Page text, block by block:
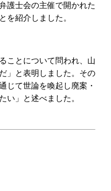
護士会の主催で開かれた
を紹介しました。
ことについて問われ、山
」と表明しました。その
じて世論を喚起し廃案・
い」と述べました。